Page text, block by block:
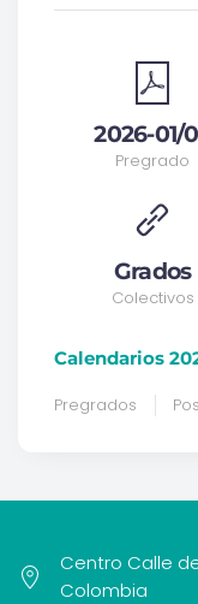
2026-01/
Pregrado
Grados
Colectivos
Calendarios
Pregrados
Centro Calle
Colombia